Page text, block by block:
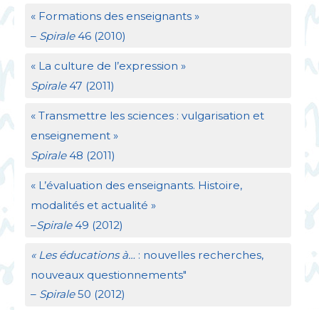
« Formations des enseignants »
– Spirale46 (2010)
« La culture de l’expression »
Spirale47 (2011)
« Transmettre les sciences : vulgarisation et
enseignement »
Spirale48 (2011)
« L’évaluation des enseignants. Histoire,
modalités et actualité »
–Spirale49 (2012)
« Les éducations à… : nouvelles recherches,
nouveaux questionnements"
– Spirale50 (2012)